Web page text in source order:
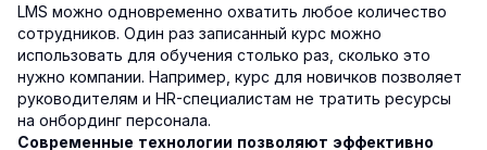
LMS можно одновременно охватить любое количество
сотрудников. Один раз записанный курс можно
использовать для обучения столько раз, сколько это
нужно компании. Например, курс для новичков позволяет
руководителям и HR-специалистам не тратить ресурсы
на онбординг персонала.
Современные технологии позволяют эффективно